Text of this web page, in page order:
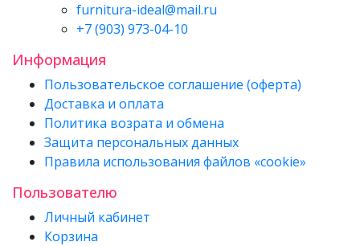
furnitura-ideal@mail.ru
+7 (903) 973-04-10
Информация
Пользовательское соглашение (оферта)
Доставка и оплата
Политика возрата и обмена
Защита персональных данных
Правила использования файлов «cookie»
Пользователю
Личный кабинет
Корзина